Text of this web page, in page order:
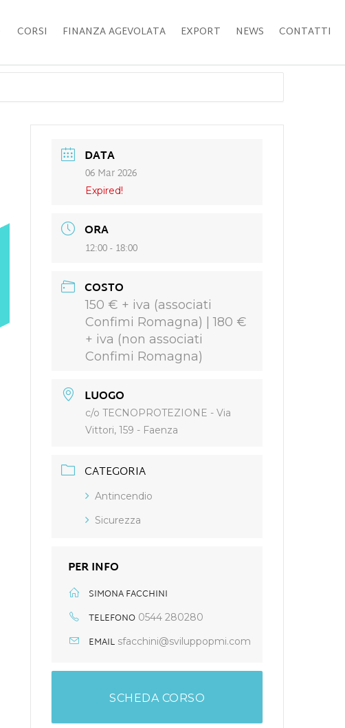
CORSI FINANZA AGEVOLATA EXPORT NEWS CONTATTI
DATA
06 Mar 2026
Expired!
ORA
12:00 - 18:00
COSTO
150 € + iva (associati
Confimi Romagna) | 180 €
+ iva (non associati
Confimi Romagna)
LUOGO
c/o TECNOPROTEZIONE - Via
Vittori, 159 - Faenza
CATEGORIA
Antincendio
Sicurezza
PER INFO
SIMONA FACCHINI
TELEFONO 0544 280280
EMAIL sfacchini@sviluppopmi.com
SCHEDA CORSO